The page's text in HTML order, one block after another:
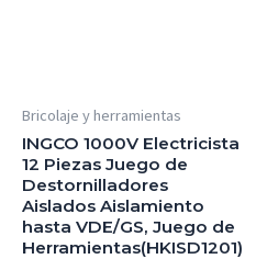
Bricolaje y herramientas
INGCO 1000V Electricista
12 Piezas Juego de
Destornilladores
Aislados Aislamiento
hasta VDE/GS, Juego de
Herramientas(HKISD1201)